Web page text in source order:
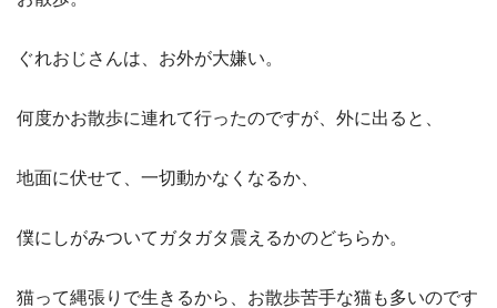
ぐれおじさんは、お外が大嫌い。
何度かお散歩に連れて行ったのですが、外に出ると、
地面に伏せて、一切動かなくなるか、
僕にしがみついてガタガタ震えるかのどちらか。
猫って縄張りで生きるから、お散歩苦手な猫も多いのです